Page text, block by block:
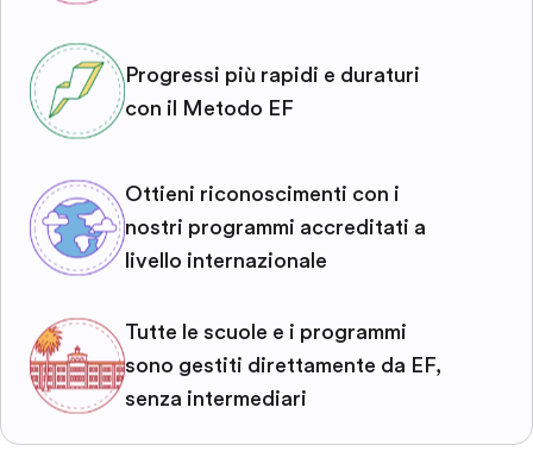
Progressi più rapidi e duraturi
con il Metodo EF
Ottieni riconoscimenti con i
nostri programmi accreditati a
livello internazionale
Tutte le scuole e i programmi
sono gestiti direttamente da EF,
senza intermediari